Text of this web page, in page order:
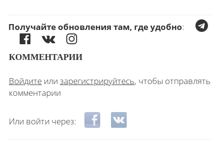
Получайте обновления там, где удобно:
КОММЕНТАРИИ
Войдите или зарегистрируйтесь, чтобы отправлять
комментарии
Или войти через: Login with Facebook
Login with ВКонтакте